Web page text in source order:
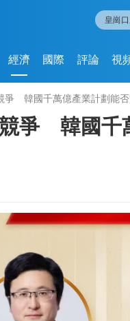
經濟 國際 評論 視
爭 韓國千萬億產業計劃能否
爭 韓國千